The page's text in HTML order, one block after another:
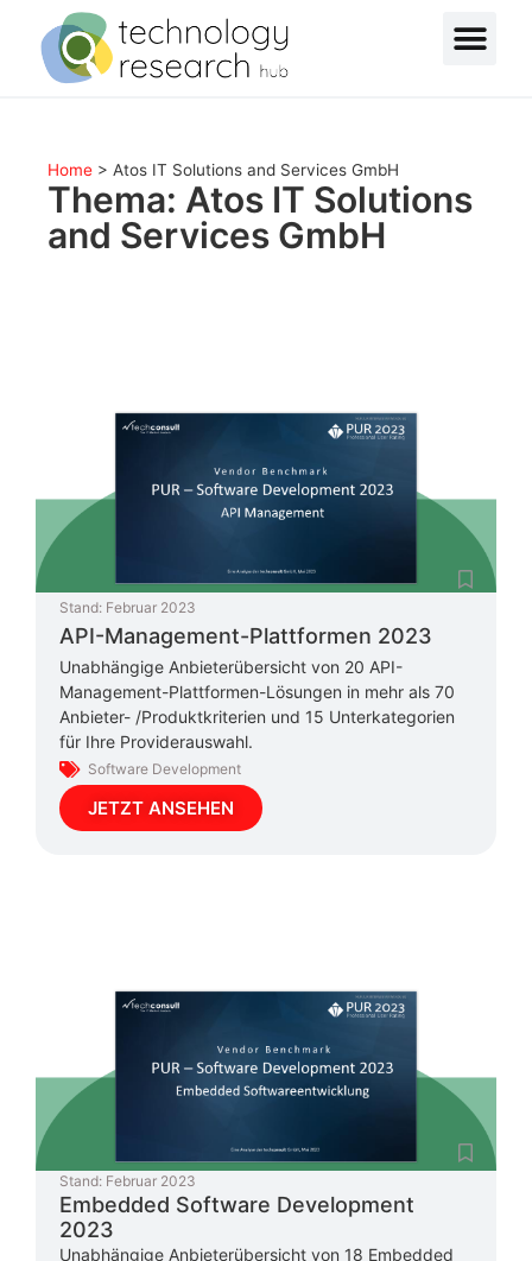
Home > Atos IT Solutions and Services GmbH
Thema: Atos IT Solutions
and Services GmbH
Stand: Februar 2023
API-Management-Plattformen 2023
Unabhängige Anbieterübersicht von 20 API-
Management-Plattformen-Lösungen in mehr als 70
Anbieter- /Produktkriterien und 15 Unterkategorien
für Ihre Providerauswahl.
Software Development
JETZT ANSEHEN
Stand: Februar 2023
Embedded Software Development
2023
Unabhängige Anbieterübersicht von 18 Embedded